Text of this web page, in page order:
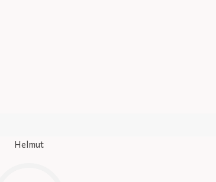
Helmut